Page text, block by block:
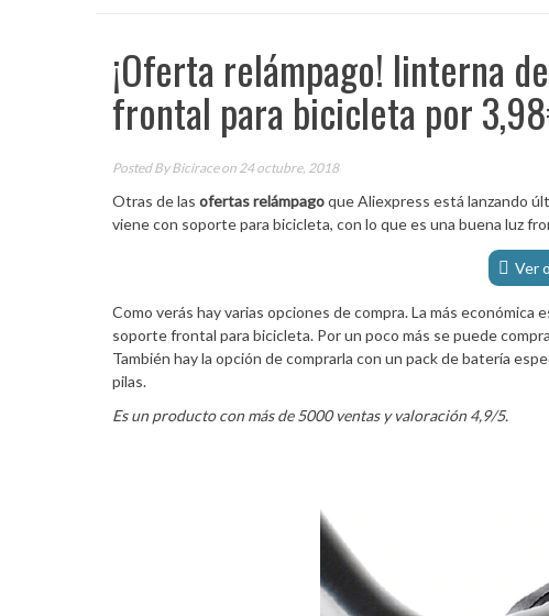
¡Oferta relámpago! linterna
frontal para bicicleta por
Posted ByBiciraceon 24 octubre, 2018
Otras de las ofertas relámpagoque Aliexpress está lanzando
viene con soporte para bicicleta, con lo que es una buena luz
Ver
Como verás hay varias opciones de compra. La más económica
soporte frontal para bicicleta. Por un poco más se puede
También hay la opción de comprarla con un pack de batería
pilas.
Es un producto con más de 5000 ventas y valoración 4,9/5.